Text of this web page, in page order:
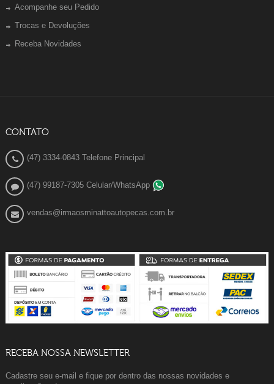
Acompanhe seu Pedido
Trocas e Devoluções
Receba Novidades
CONTATO
(47) 3334-0843 Telefone Principal
(47) 99187-7305 Celular/WhatsApp
vendas@irmaosminattoautopecas.com.br
RECEBA NOSSA NEWSLETTER
Cadastre seu e-mail e fique por dentro das nossas novidades e